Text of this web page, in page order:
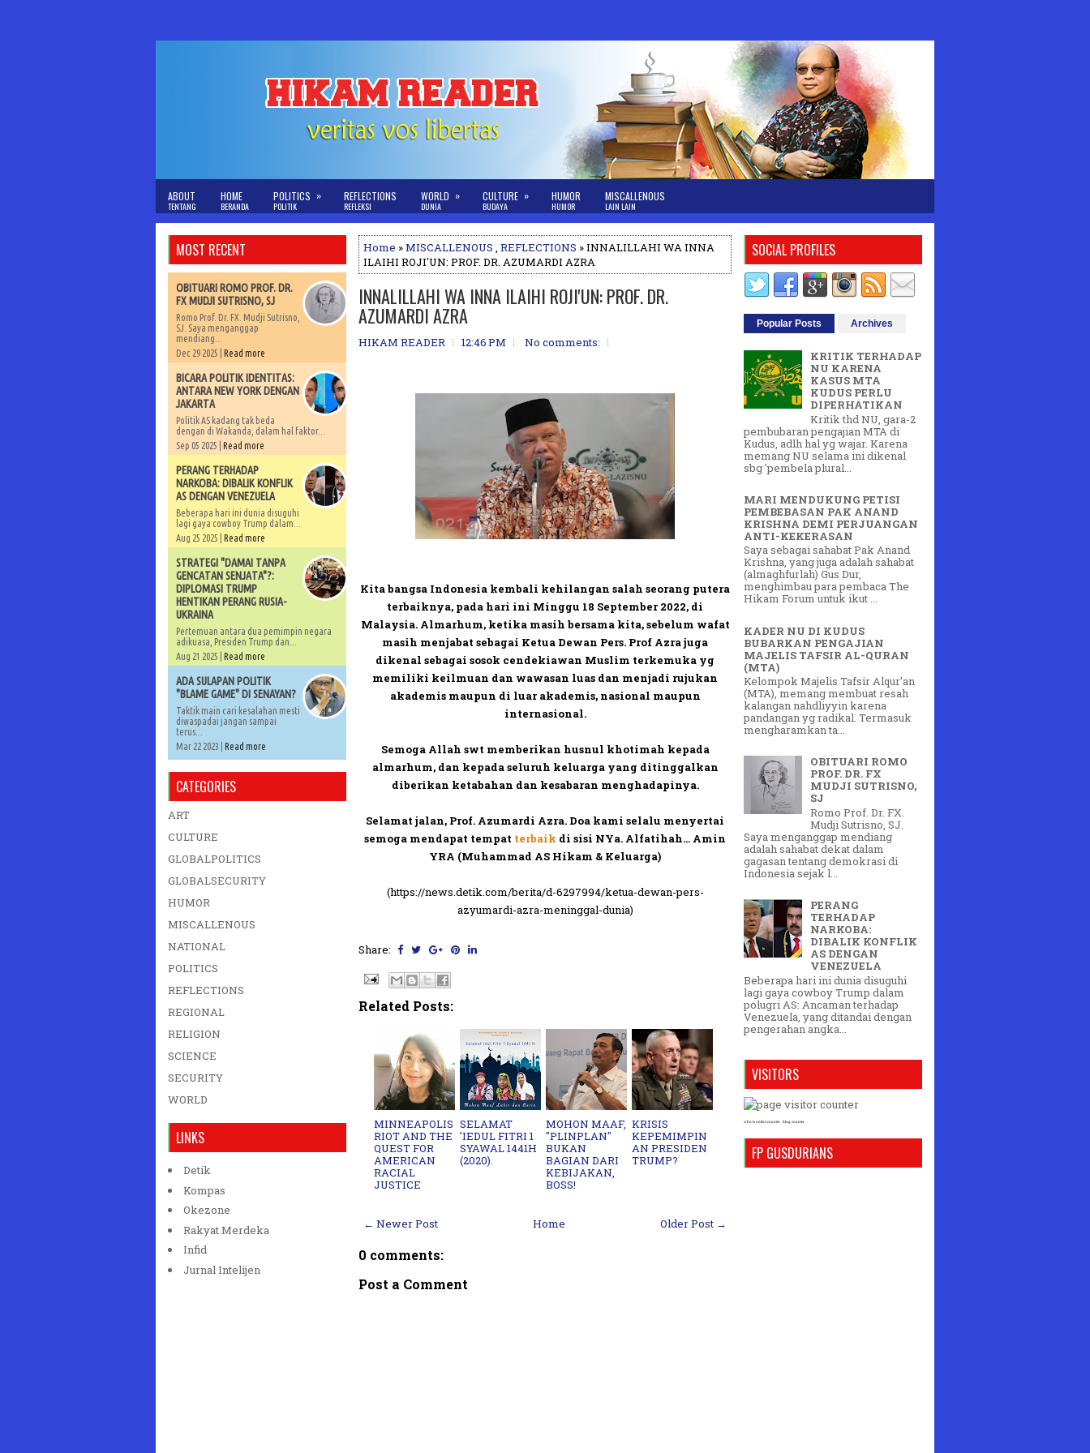
ABOUT
TENTANG
HOME
BERANDA
POLITICS
POLITIK
» REFLECTIONS
REFLEKSI
WORLD
DUNIA
» CULTURE
BUDAYA
» HUMOR
HUMOR
MISCALLENOUS
LAIN LAIN
Home »MISCALLENOUS , REFLECTIONS » INNALILLAHI WA INNA
ILAIHI ROJI'UN: PROF. DR. AZUMARDI AZRA
INNALILLAHI WA INNA ILAIHI ROJI'UN: PROF. DR.
AZUMARDI AZRA
HIKAM READER 12:46 PM No comments:
Kita bangsa Indonesia kembali kehilangan salah seorang putera
terbaiknya, pada hari ini Minggu 18 September 2022, di
Malaysia. Almarhum, ketika masih bersama kita, sebelum wafat
masih menjabat sebagai Ketua Dewan Pers. Prof Azra juga
dikenal sebagai sosok cendekiawan Muslim terkemuka yg
memiliki keilmuan dan wawasan luas dan menjadi rujukan
akademis maupun di luar akademis, nasional maupun
internasional.
Semoga Allah swt memberikan husnul khotimah kepada
almarhum, dan kepada seluruh keluarga yang ditinggalkan
diberikan ketabahan dan kesabaran menghadapinya.
Selamat jalan, Prof. Azumardi Azra. Doa kami selalu menyertai
semoga mendapat tempat terbaik di sisi NYa. Alfatihah... Amin
YRA (Muhammad AS Hikam & Keluarga)
(https://news.detik.com/berita/d-6297994/ketua-dewan-pers-
azyumardi-azra-meninggal-dunia)
Share:
Related Posts:
MINNEAPOLIS
RIOT AND THE
QUEST FOR
AMERICAN
RACIAL
JUSTICE
SELAMAT
'IEDUL FITRI 1
SYAWAL 1441H
(2020).
MOHON MAAF,
"PLINPLAN"
BUKAN
BAGIAN DARI
KEBIJAKAN,
BOSS!
KRISIS
KEPEMIMPIN
AN PRESIDEN
TRUMP?
← Newer Post Older Post →
Home
0 comments:
Post a Comment
MOST RECENT
OBITUARI ROMO PROF. DR.
FX MUDJI SUTRISNO, SJ
Romo Prof. Dr. FX. Mudji Sutrisno,
SJ. Saya menganggap
mendiang...
Dec 29 2025 | Read more
BICARA POLITIK IDENTITAS:
ANTARA NEW YORK DENGAN
JAKARTA
Politik AS kadang tak beda
dengan di Wakanda, dalam hal faktor...
Sep 05 2025 | Read more
PERANG TERHADAP
NARKOBA: DIBALIK KONFLIK
AS DENGAN VENEZUELA
Beberapa hari ini dunia disuguhi
lagi gaya cowboy Trump dalam...
Aug 25 2025 | Read more
STRATEGI "DAMAI TANPA
GENCATAN SENJATA"?:
DIPLOMASI TRUMP
HENTIKAN PERANG RUSIA-
UKRAINA
Pertemuan antara dua pemimpin negara
adikuasa, Presiden Trump dan...
Aug 21 2025 | Read more
ADA SULAPAN POLITIK
"BLAME GAME" DI SENAYAN?
Taktik main cari kesalahan mesti
diwaspadai jangan sampai
terus...
Mar 22 2023 | Read more
CATEGORIES
ART
CULTURE
GLOBALPOLITICS
GLOBALSECURITY
HUMOR
MISCALLENOUS
NATIONAL
POLITICS
REFLECTIONS
REGIONAL
RELIGION
SCIENCE
SECURITY
WORLD
LINKS
Detik
Kompas
Okezone
Rakyat Merdeka
Infid
Jurnal Intelijen
SOCIAL PROFILES
Popular Posts Archives
KRITIK TERHADAP
NU KARENA
KASUS MTA
KUDUS PERLU
DIPERHATIKAN
Kritik thd NU, gara-2
pembubaran pengajian MTA di
Kudus, adlh hal yg wajar. Karena
memang NU selama ini dikenal
sbg 'pembela plural...
MARI MENDUKUNG PETISI
PEMBEBASAN PAK ANAND
KRISHNA DEMI PERJUANGAN
ANTI-KEKERASAN
Saya sebagai sahabat Pak Anand
Krishna, yang juga adalah sahabat
(almaghfurlah) Gus Dur,
menghimbau para pembaca The
Hikam Forum untuk ikut ...
KADER NU DI KUDUS
BUBARKAN PENGAJIAN
MAJELIS TAFSIR AL-QURAN
(MTA)
Kelompok Majelis Tafsir Alqur'an
(MTA), memang membuat resah
kalangan nahdliyyin karena
pandangan yg radikal. Termasuk
mengharamkan ta...
OBITUARI ROMO
PROF. DR. FX
MUDJI SUTRISNO,
SJ
Romo Prof. Dr. FX.
Mudji Sutrisno, SJ.
Saya menganggap mendiang
adalah sahabat dekat dalam
gagasan tentang demokrasi di
Indonesia sejak l...
PERANG
TERHADAP
NARKOBA:
DIBALIK KONFLIK
AS DENGAN
VENEZUELA
Beberapa hari ini dunia disuguhi
lagi gaya cowboy Trump dalam
polugri AS: Ancaman terhadap
Venezuela, yang ditandai dengan
pengerahan angka...
VISITORS
who is online counter blog counter
FP GUSDURIANS